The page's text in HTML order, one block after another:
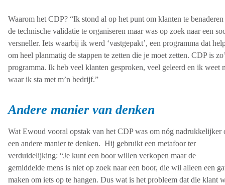
Waarom het CDP? “Ik stond al op het punt om klanten te benaderen
de technische validatie te organiseren maar was op zoek naar een
versneller. Iets waarbij ik werd ‘vastgepakt’, een programma dat
om heel planmatig de stappen te zetten die je moet zetten. CDP is
programma. Ik heb veel klanten gesproken, veel geleerd en ik weet
waar ik sta met m’n bedrijf.”
Andere manier van denken
Wat Ewoud vooral opstak van het CDP was om nóg nadrukkelijker
een andere manier te denken. Hij gebruikt een metafoor ter
verduidelijking: “Je kunt een boor willen verkopen maar de
gemiddelde mens is niet op zoek naar een boor, die wil alleen een
maken om iets op te hangen. Dus wat is het probleem dat die klant